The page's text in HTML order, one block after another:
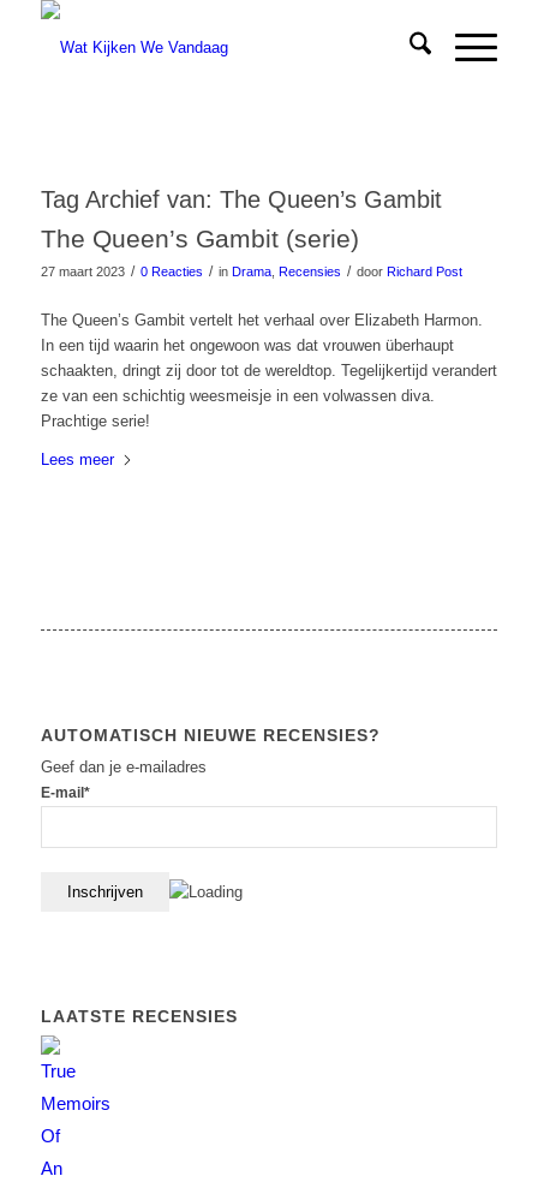
Tag Archief van: The Queen’s Gambit
The Queen’s Gambit (serie)
27 maart 2023 / 0 Reacties / in Drama, Recensies / door Richard Post
The Queen’s Gambit vertelt het verhaal over Elizabeth Harmon.
In een tijd waarin het ongewoon was dat vrouwen überhaupt
schaakten, dringt zij door tot de wereldtop. Tegelijkertijd verandert
ze van een schichtig weesmeisje in een volwassen diva.
Prachtige serie!
Lees meer
AUTOMATISCH NIEUWE RECENSIES?
Geef dan je e-mailadres
E-mail*
LAATSTE RECENSIES